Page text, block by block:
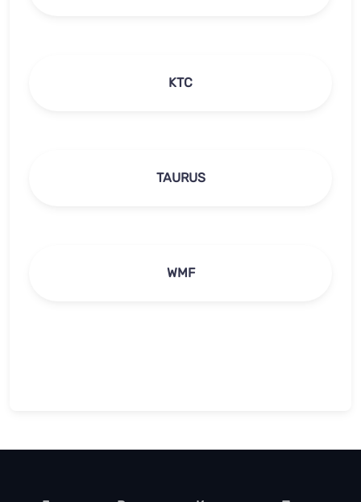
KTC
TAURUS
WMF